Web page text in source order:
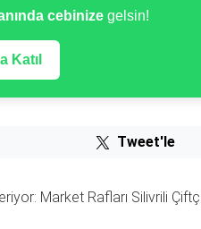
cebinizegelsin!
Katıl
Tweet'le
Market Rafları Silivrili